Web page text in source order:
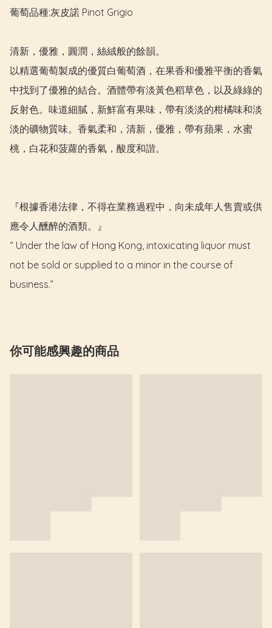
葡萄品種:灰皮諾 Pinot Grigio
清新，優雅，圓潤，絲絨般的餘韻。
以精選葡萄製成的優質白葡萄酒，在果香和優雅平衡的香氣
中找到了優雅的結合。酒體帶有淡黃色稻草色，以及綠綠的
反射色。味道細膩，新鮮富有果味，帶有淡淡的柑橘味和淡
淡的礦物質味。香氣柔和，清新，優雅，帶有蘋果，水蜜
桃，白花和菠蘿的香氣，酸度和諧。
『根據香港法律，不得在業務過程中，向未成年人售賣或供
應令人醺醉的酒類。』
“ Under the law of Hong Kong, intoxicating liquor must
not be sold or supplied to a minor in the course of
business.”
你可能感興趣的商品